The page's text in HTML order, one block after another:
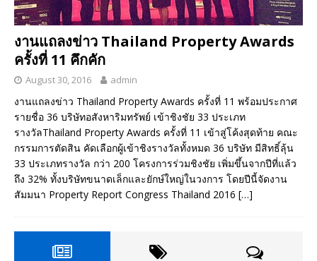
งานแถลงข่าว Thailand Property Awards
ครั้งที่ 11 คึกคัก
August 30, 2016 admin
งานแถลงข่าว Thailand Property Awards ครั้งที่ 11 พร้อมประกาศ
รายชื่อ 36 บริษัทอสังหาริมทรัพย์ เข้าชิงชัย 33 ประเภท
รางวัลThailand Property Awards ครั้งที่ 11 เข้าสู่โค้งสุดท้าย คณะ
กรรมการตัดสิน คัดเลือกผู้เข้าชิงรางวัลทั้งหมด 36 บริษัท มีสิทธิ์ลุ้น
33 ประเภทรางวัล กว่า 200 โครงการร่วมชิงชัย เพิ่มขึ้นจากปีที่แล้ว
ถึง 32% ทั้งบริษัทขนาดเล็กและยักษ์ใหญ่ในวงการ โดยปีนี้จัดงาน
สัมมนา Property Report Congress Thailand 2016 […]